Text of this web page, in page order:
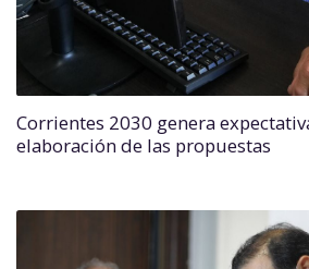
Corrientes 2030 genera
elaboración de las propuestas